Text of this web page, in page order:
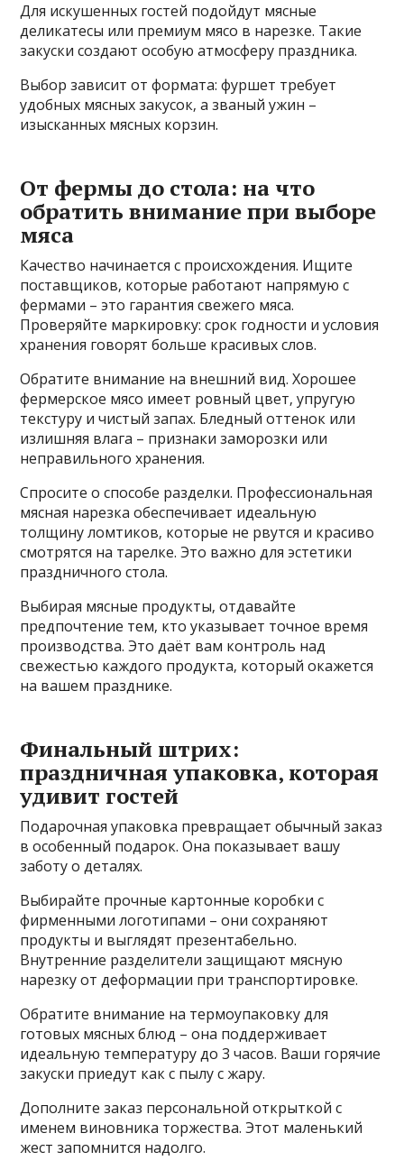
Для искушенных гостей подойдут мясные
деликатесы или премиум мясо в нарезке. Такие
закуски создают особую атмосферу праздника.
Выбор зависит от формата: фуршет требует
удобных мясных закусок‚ а званый ужин –
изысканных мясных корзин.
От фермы до стола: на что
обратить внимание при выборе
мяса
Качество начинается с происхождения. Ищите
поставщиков‚ которые работают напрямую с
фермами – это гарантия свежего мяса.
Проверяйте маркировку: срок годности и условия
хранения говорят больше красивых слов.
Обратите внимание на внешний вид. Хорошее
фермерское мясо имеет ровный цвет‚ упругую
текстуру и чистый запах. Бледный оттенок или
излишняя влага – признаки заморозки или
неправильного хранения.
Спросите о способе разделки. Профессиональная
мясная нарезка обеспечивает идеальную
толщину ломтиков‚ которые не рвутся и красиво
смотрятся на тарелке. Это важно для эстетики
праздничного стола.
Выбирая мясные продукты‚ отдавайте
предпочтение тем‚ кто указывает точное время
производства. Это даёт вам контроль над
свежестью каждого продукта‚ который окажется
на вашем празднике.
Финальный штрих:
праздничная упаковка‚ которая
удивит гостей
Подарочная упаковка превращает обычный заказ
в особенный подарок. Она показывает вашу
заботу о деталях.
Выбирайте прочные картонные коробки с
фирменными логотипами – они сохраняют
продукты и выглядят презентабельно.
Внутренние разделители защищают мясную
нарезку от деформации при транспортировке.
Обратите внимание на термоупаковку для
готовых мясных блюд – она поддерживает
идеальную температуру до 3 часов. Ваши горячие
закуски приедут как с пылу с жару.
Дополните заказ персональной открыткой с
именем виновника торжества. Этот маленький
жест запомнится надолго.